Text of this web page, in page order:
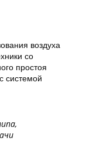
Для
воздуха
со
простоя
системой